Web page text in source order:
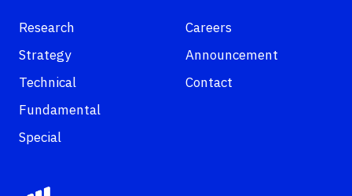
Research
Strategy
Technical
Fundamental
Special
Careers
Announcement
Contact